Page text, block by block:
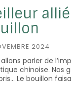
2024
allons parler de
chinoise. Nos
Le bouillon